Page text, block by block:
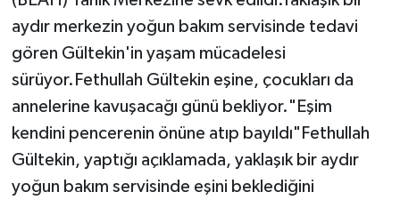
aydır merkezin yoğun bakım servisinde tedavi
gören Gültekin'in yaşam mücadelesi
sürüyor.Fethullah Gültekin eşine, çocukları da
annelerine kavuşacağı günü bekliyor."Eşim
kendini pencerenin önüne atıp bayıldı"Fethullah
Gültekin, yaptığı açıklamada, yaklaşık bir aydır
yoğun bakım servisinde eşini beklediğini